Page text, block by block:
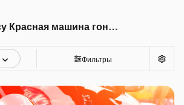
Фото По Запросу Красная машина гоночная
Фильтры